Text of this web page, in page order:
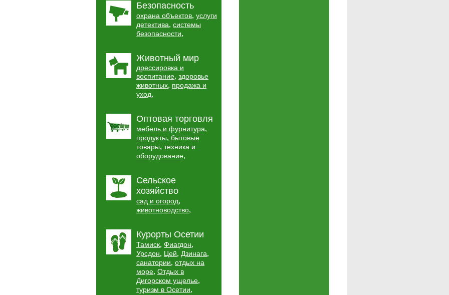
Безопасность
охрана объектов, услуги
детектива, системы
безопасности,
Животный мир
дрессировка и
воспитание, здоровье
животных, продажа и
уход,
Оптовая торговля
мебель и фурнитура,
продукты, бытовые
товары, техника и
оборудование,
Сельское
хозяйство
сад и огород,
животноводство,
Курорты Осетии
Тамиск, Фиагдон,
Урсдон, Цей, Дзинага,
санатории, отдых на
море, Отдых в
Дигорском ущелье,
туризм в Осетии,